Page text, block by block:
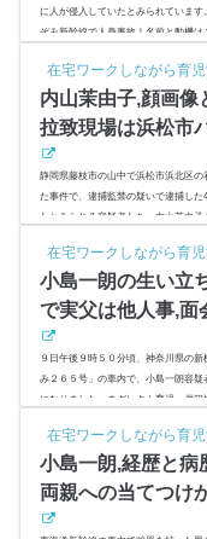
に人が侵入していたとみられています
ぞみ新幹線で人身事故！名前と動機
検ミスか、...
在宅ワークしながら育
内山茉由子,顔画像
拉致現場は浜松市
静岡県藤枝市の山中で浜松市浜北区
た事件で、逮捕監禁の疑いで逮捕し
たとみられる容疑者たち。内山茉由
gle || ).push({});内山茉由子さん,顔画
さん（29）...
在宅ワークしながら育
小島一朗の生い立
で実父は他人事,面
９日午後９時５０分頃、神奈川県の
み２６５号」の車内で、小島一朗容
になりました。ネグレクト育児、戸
(adsbygoogle = window.adsbygoogle
償うように生...
在宅ワークしながら育
小島一朗,経歴と病
両親への当てつけ